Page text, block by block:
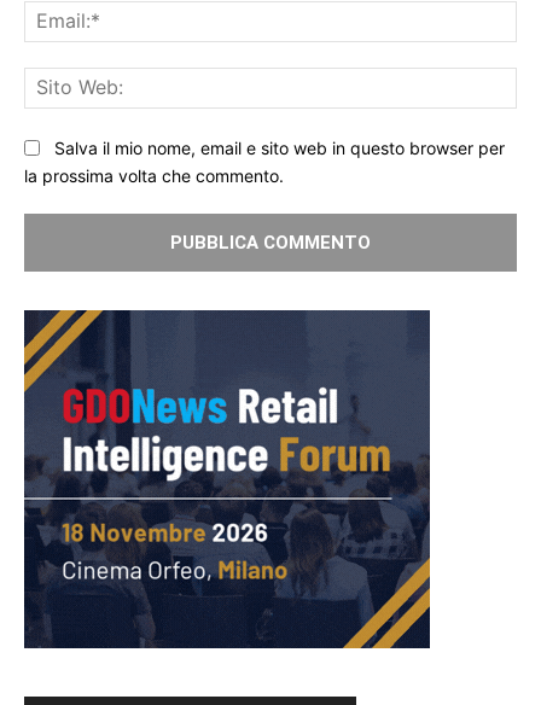
Salva il mio nome, email e sito web in questo browser per
la prossima volta che commento.